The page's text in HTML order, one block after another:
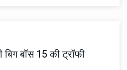
बॉस 15 की ट्रॉफी